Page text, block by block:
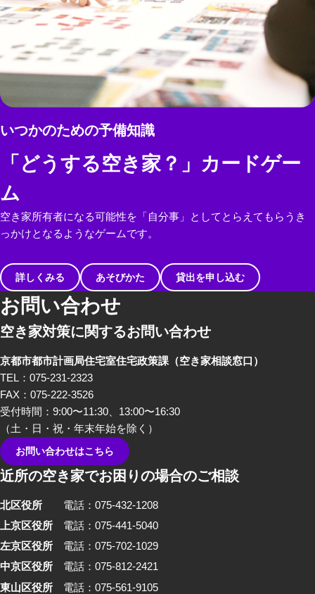
いつかのための予備知識
「どうする空き家？」カードゲー
ム
空き家所有者になる可能性を「自分事」としてとらえてもらうき
っかけとなるようなゲームです。
詳しくみる あそびかた 貸出を申し込む
お問い合わせ
空き家対策に関するお問い合わせ
京都市都市計画局住宅室住宅政策課 （空き家相談窓口）
TEL：075-231-2323
FAX：075-222-3526
受付時間：9:00〜11:30、13:00〜16:30
（土・日・祝・年末年始を除く）
お問い合わせはこちら
近所の空き家でお困りの場合のご相談
北区役所
電話：075-432-1208
上京区役所
電話：075-441-5040
左京区役所
電話：075-702-1029
中京区役所
電話：075-812-2421
東山区役所
電話：075-561-9105